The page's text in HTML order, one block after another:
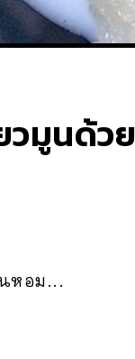
วมูนด้
หอม...